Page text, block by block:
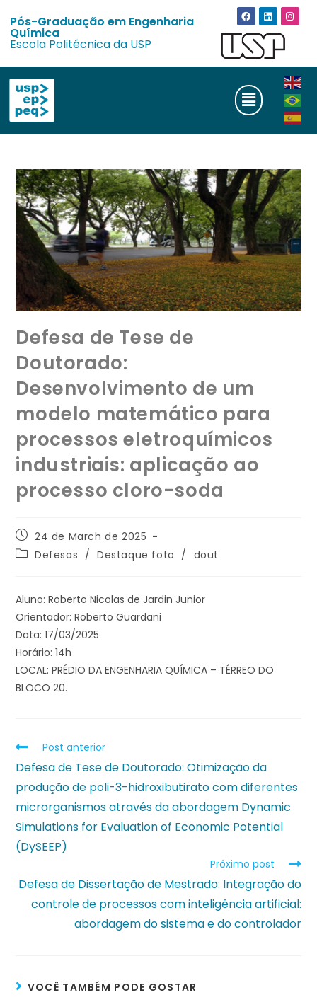
Pós-Graduação em Engenharia
Química
Escola Politécnica da USP
Defesa de Tese de
Doutorado:
Desenvolvimento de um
modelo matemático para
processos eletroquímicos
industriais: aplicação ao
processo cloro-soda
24 de March de 2025
Defesas / Destaque foto / dout
Aluno: Roberto Nicolas de Jardin Junior
Orientador: Roberto Guardani
Data: 17/03/2025
Horário: 14h
LOCAL: PRÉDIO DA ENGENHARIA QUÍMICA – TÉRREO DO
BLOCO 20.
Post anterior
Defesa de Tese de Doutorado: Otimização da
produção de poli-3-hidroxibutirato com diferentes
microrganismos através da abordagem Dynamic
Simulations for Evaluation of Economic Potential
(DySEEP)
Próximo post
Defesa de Dissertação de Mestrado: Integração do
controle de processos com inteligência artificial:
abordagem do sistema e do controlador
VOCÊ TAMBÉM PODE GOSTAR